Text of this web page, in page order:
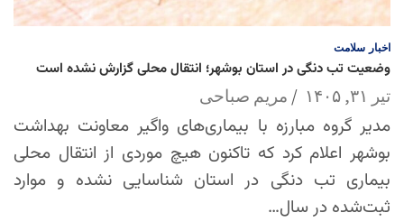
اخبار سلامت
وضعیت تب دنگی در استان بوشهر؛ انتقال محلی گزارش نشده است
تیر ۳۱, ۱۴۰۵ مریم صباحی
مدیر گروه مبارزه با بیماری‌های واگیر معاونت بهداشت
بوشهر اعلام کرد که تاکنون هیچ موردی از انتقال محلی
بیماری تب دنگی در استان شناسایی نشده و موارد
ثبت‌شده در سال…